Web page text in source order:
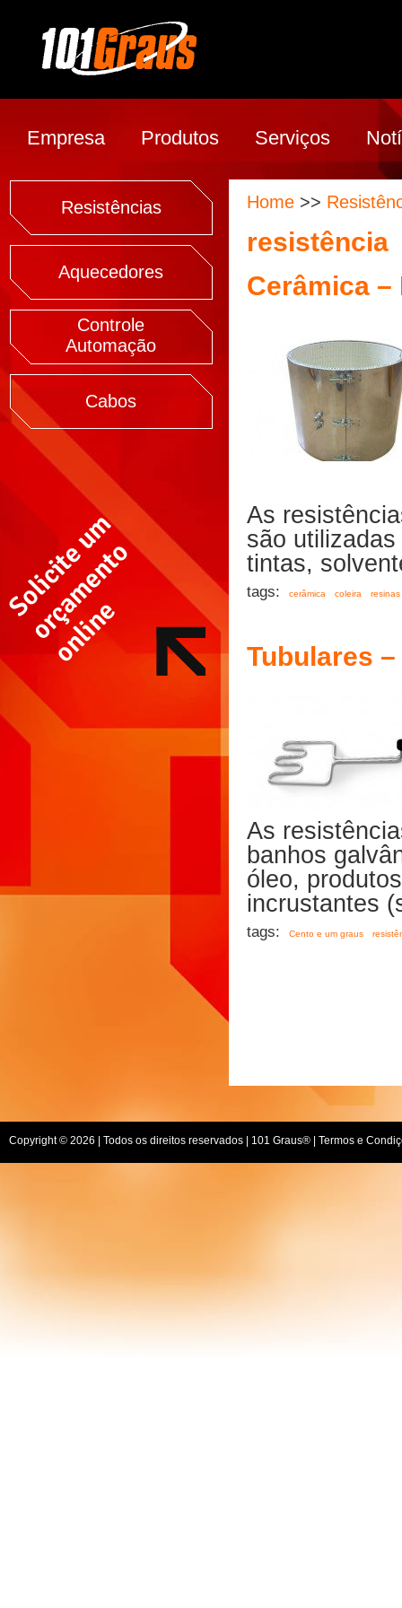
Empresa Produtos Serviços
Resistências
Aquecedores
Controle
Automação
Cabos
Home >>
resistência
Cerâmica
As
são
tintas,
tags: cerâmica coleira resinas
Tubulares
As
banhos
óleo,
incrustantes
tags: Cento e um graus
Copyright © 2026 | Todos os direitos reservados | 101 Graus® | Termos e